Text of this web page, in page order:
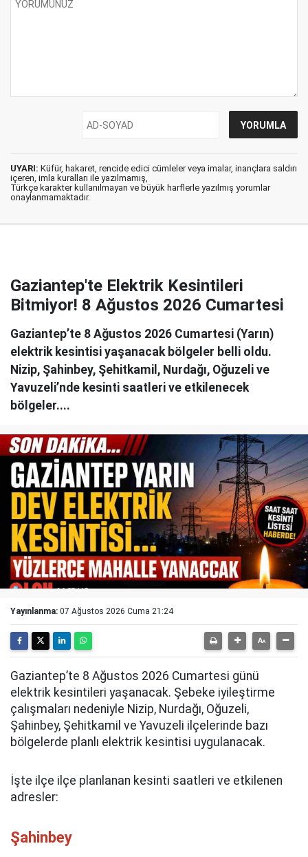
UYARI: Küfür, hakaret, rencide edici cümleler veya imalar, inançlara saldırı
içeren, imla kuralları ile yazılmamış,
Türkçe karakter kullanılmayan ve büyük harflerle yazılmış yorumlar
onaylanmamaktadır.
Gaziantep'te Elektrik Kesintileri
Bitmiyor! 8 Ağustos 2026 Cumartesi
Gaziantep’te 8 Ağustos 2026 Cumartesi (Yarın)
elektrik kesintisi yaşanacak bölgeler belli oldu.
Nizip, Şahinbey, Şehitkamil, Nurdağı, Oğuzeli ve
Yavuzeli’nde kesinti saatleri ve etkilenecek
bölgeler....
Yayınlanma: 07 Ağustos 2026 Cuma 21:24
Gaziantep’te 8 Ağustos 2026 Cumartesi günü
elektrik kesintileri yaşanacak. Şebeke iyileştirme
çalışmaları nedeniyle Nizip, Nurdağı, Oğuzeli,
Şahinbey, Şehitkamil ve Yavuzeli ilçelerinde bazı
bölgelerde planlı elektrik kesintisi uygulanacak.
İşte ilçe ilçe planlanan kesinti saatleri ve etkilenen
adresler:
Şahinbey